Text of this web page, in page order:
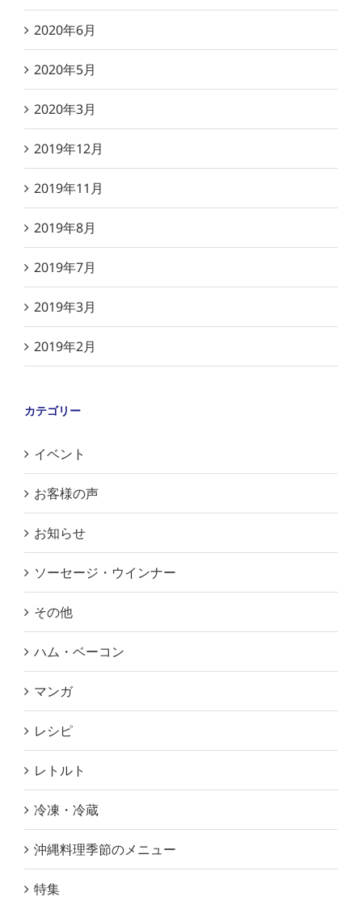
2020年6月
2020年5月
2020年3月
2019年12月
2019年11月
2019年8月
2019年7月
2019年3月
2019年2月
カテゴリー
イベント
お客様の声
お知らせ
ソーセージ・ウインナー
その他
ハム・ベーコン
マンガ
レシピ
レトルト
冷凍・冷蔵
沖縄料理季節のメニュー
特集